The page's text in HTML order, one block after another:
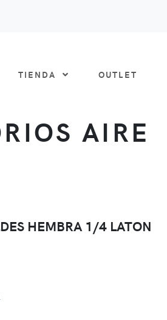
TIENDA OUTLET
AIRE
HEMBRA 1/4 LATON